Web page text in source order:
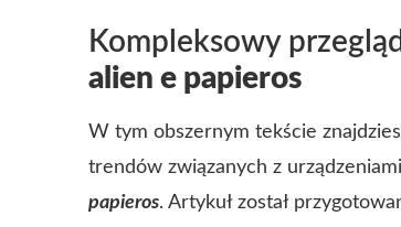
Kompleksowy
alien e papieros
W tym obszernym tekście
trendów związanych z
papieros. Artykuł został